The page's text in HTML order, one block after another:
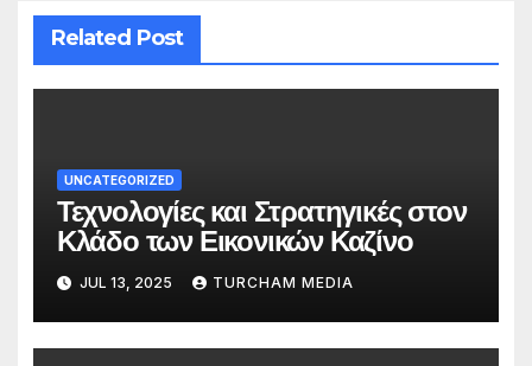
Related Post
UNCATEGORIZED
Τεχνολογίες και Στρατηγικές στον
Κλάδο των Εικονικών Καζίνο
JUL 13, 2025 TURCHAM MEDIA